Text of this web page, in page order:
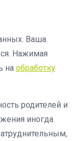
Ваша
Нажимая
на обработку
родителей и
иногда